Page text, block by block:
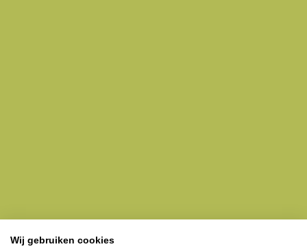
Wij gebruiken cookies